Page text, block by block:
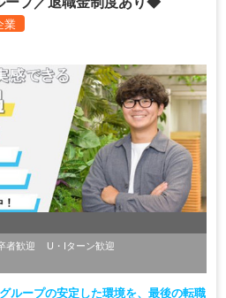
業
者歓迎
U・Iターン歓迎
ループの安定した環境を、最後の転職